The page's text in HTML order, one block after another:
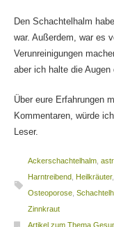
Den Schachtelhalm
war. Außerdem, war es
Verunreinigungen
aber ich halte die Augen
Über eure Erfahrungen
Kommentaren, würde
Leser.
Ackerschachtelhalm,
Harntreibend
Heilkräuter,
Osteoporose,
Zinnkraut
Artikel zum Thema